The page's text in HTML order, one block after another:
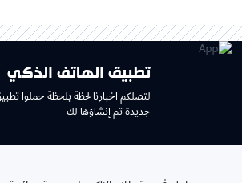
تطبيق الهاتف الذكي
لتصلكم اخبارنا لحظة بلحظة حملوا تطبيق جديد وتجربة
جديدة تم إنشاؤها لك